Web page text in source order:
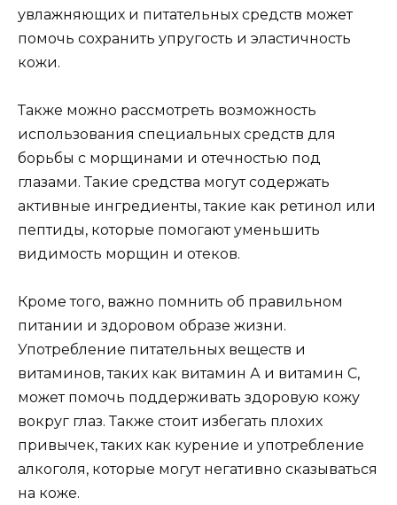
увлажняющих и питательных средств может
помочь сохранить упругость и эластичность
кожи.
Также можно рассмотреть возможность
использования специальных средств для
борьбы с морщинами и отечностью под
глазами. Такие средства могут содержать
активные ингредиенты, такие как ретинол или
пептиды, которые помогают уменьшить
видимость морщин и отеков.
Кроме того, важно помнить об правильном
питании и здоровом образе жизни.
Употребление питательных веществ и
витаминов, таких как витамин А и витамин С,
может помочь поддерживать здоровую кожу
вокруг глаз. Также стоит избегать плохих
привычек, таких как курение и употребление
алкоголя, которые могут негативно сказываться
на коже.